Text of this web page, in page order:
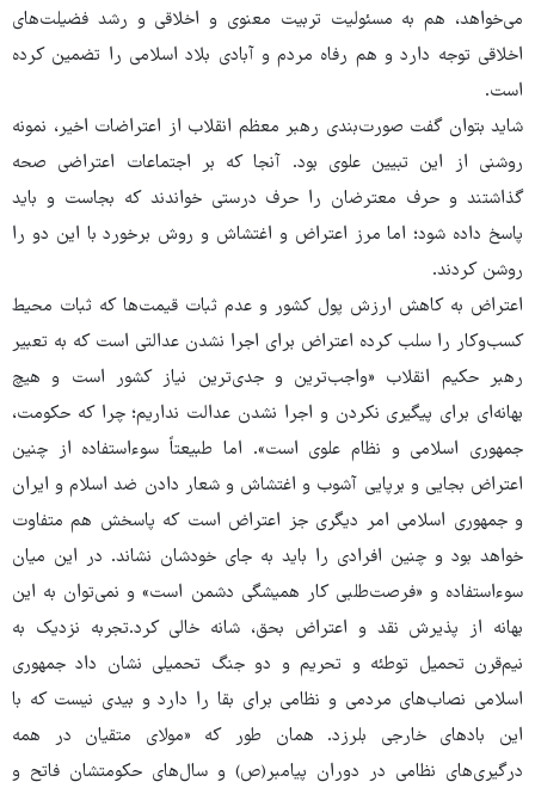
می‌خواهد، هم به مسئولیت تربیت معنوی و اخلاقی و رشد فضیلت‌های
اخلاقی توجه دارد و هم رفاه مردم و آبادی بلاد اسلامی را تضمین کرده
است.
شاید بتوان گفت صورت‌بندی رهبر معظم انقلاب از اعتراضات اخیر، نمونه
روشنی از این تبیین علوی بود. آنجا که بر اجتماعات اعتراضی صحه
گذاشتند و حرف معترضان را حرف درستی خواندند که بجاست و باید
پاسخ داده شود؛ اما مرز اعتراض و اغتشاش و روش برخورد با این دو را
روشن کردند.
اعتراض به کاهش ارزش پول کشور و عدم ثبات قیمت‌ها که ثبات محیط
کسب‌وکار را سلب کرده اعتراض برای اجرا نشدن عدالتی است که به تعبیر
رهبر حکیم انقلاب «واجب‌ترین و جدی‌ترین نیاز کشور است و هیچ
بهانه‌ای برای پیگیری نکردن و اجرا نشدن عدالت نداریم؛ چرا که حکومت،
جمهوری اسلامی و نظام علوی است». اما طبیعتاً سوءاستفاده از چنین
اعتراض بجایی و برپایی آشوب و اغتشاش و شعار دادن ضد اسلام و ایران
و جمهوری اسلامی امر دیگری جز اعتراض است که پاسخش هم متفاوت
خواهد بود و چنین افرادی را باید به جای خودشان نشاند. در این میان
سوءاستفاده و «فرصت‌طلبی کار همیشگی دشمن است» و نمی‌توان به این
بهانه از پذیرش نقد و اعتراض بحق، شانه خالی کرد.تجربه نزدیک به
نیم‌قرن تحمیل توطئه و تحریم و دو جنگ تحمیلی نشان داد جمهوری
اسلامی نصاب‌های مردمی و نظامی برای بقا را دارد و بیدی نیست که با
این بادهای خارجی بلرزد. همان ‌طور که «مولای متقیان در همه
درگیری‌های نظامی در دوران پیامبر(ص) و سال‌های حکومتشان فاتح و